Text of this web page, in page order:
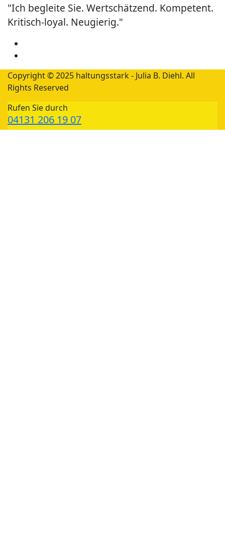
"Ich begleite Sie. Wertschätzend. Kompetent.
Kritisch-loyal. Neugierig."
Copyright © 2025 haltungsstark - Julia B. Diehl. All
Rights Reserved
Rufen Sie durch
04131 206 19 07